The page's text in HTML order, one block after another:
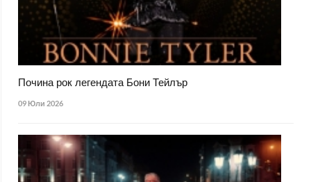
Почина рок легендата Бони Тейлър
09 Юли 2026